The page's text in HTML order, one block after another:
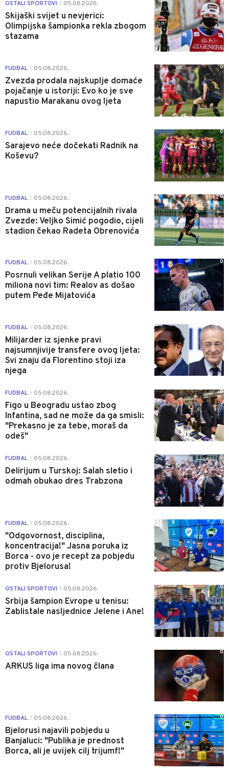
OSTALI SPORTOVI 05.08.2026.
Skijaški svijet u nevjerici:
Olimpijska šampionka rekla zbogom
stazama
0
FUDBAL 05.08.2026.
Zvezda prodala najskuplje domaće
pojačanje u istoriji: Evo ko je sve
napustio Marakanu ovog ljeta
0
FUDBAL 05.08.2026.
Sarajevo neće dočekati Radnik na
Koševu?
0
FUDBAL 05.08.2026.
Drama u meču potencijalnih rivala
Zvezde: Veljko Simić pogodio, cijeli
stadion čekao Radeta Obrenovića
0
FUDBAL 05.08.2026.
Posrnuli velikan Serije A platio 100
miliona novi tim: Realov as došao
putem Peđe Mijatovića
0
FUDBAL 05.08.2026.
Milijarder iz sjenke pravi
najsumnjivije transfere ovog ljeta:
Svi znaju da Florentino stoji iza
njega
0
FUDBAL 05.08.2026.
Figo u Beogradu ustao zbog
Infantina, sad ne može da ga smisli:
"Prekasno je za tebe, moraš da
odeš"
0
FUDBAL 05.08.2026.
Delirijum u Turskoj: Salah sletio i
odmah obukao dres Trabzona
0
FUDBAL 05.08.2026.
"Odgovornost, disciplina,
koncentracija!" Jasna poruka iz
Borca - ovo je recept za pobjedu
protiv Bjelorusa!
0
OSTALI SPORTOVI 05.08.2026.
Srbija šampion Evrope u tenisu:
Zablistale nasljednice Jelene i Ane!
0
OSTALI SPORTOVI 05.08.2026.
ARKUS liga ima novog člana
0
FUDBAL 05.08.2026.
Bjelorusi najavili pobjedu u
Banjaluci: "Publika je prednost
Borca, ali je uvijek cilj trijumf!"
0